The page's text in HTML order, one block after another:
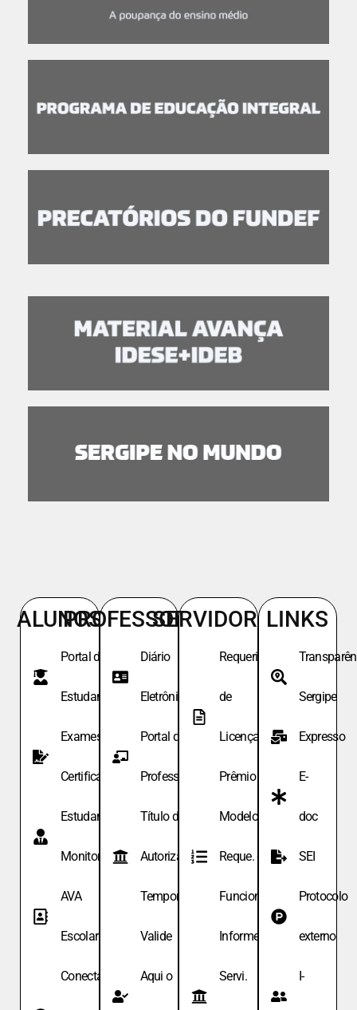
ALUNOS
Portal do
Estudante
Exames de
Certificação
Estudante
Monitor
AVA
Escolar
Conecta
PROFESSORES
Diário
Eletrônico
Portal do
Professor
Título de
Autoriza.
Temporária
Valide
Aqui o
SERVIDORES
Requeri.
de
Licença
Prêmio
Modelo de
Reque. de
Funcionário
Informe
Servi.
LINKS
Sergipe
Expresso
E-
doc
SEI
Protocolo
externo
I-